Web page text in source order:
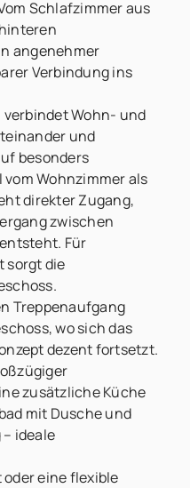
Schlafzimmer aus
angenehmer
Verbindung ins
Wohn- und
und
besonders
Wohnzimmer als
direkter Zugang,
zwischen
Für
sorgt die
Treppenaufgang
wo sich das
dezent fortsetzt.
zusätzliche Küche
mit Dusche und
ideale
eine flexible